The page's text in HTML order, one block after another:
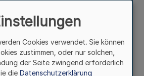
Nr. 204 vom
Cookies verwendet. Sie können
zustimmen, oder nur solchen,
der Seite zwingend erforderlich
die Datenschutzerklärung